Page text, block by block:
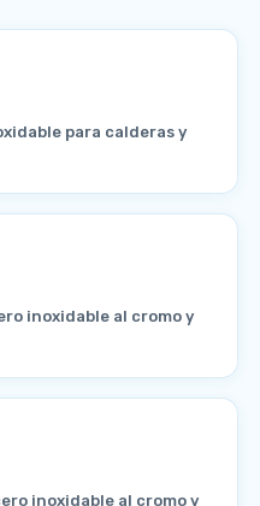
para calderas y
inoxidable al cromo y
inoxidable al cromo y